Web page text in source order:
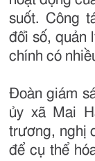
suốt. Công
đổi số, quản
chính có
Đoàn giám
ủy xã Mai
trương, nghị
để cụ thể